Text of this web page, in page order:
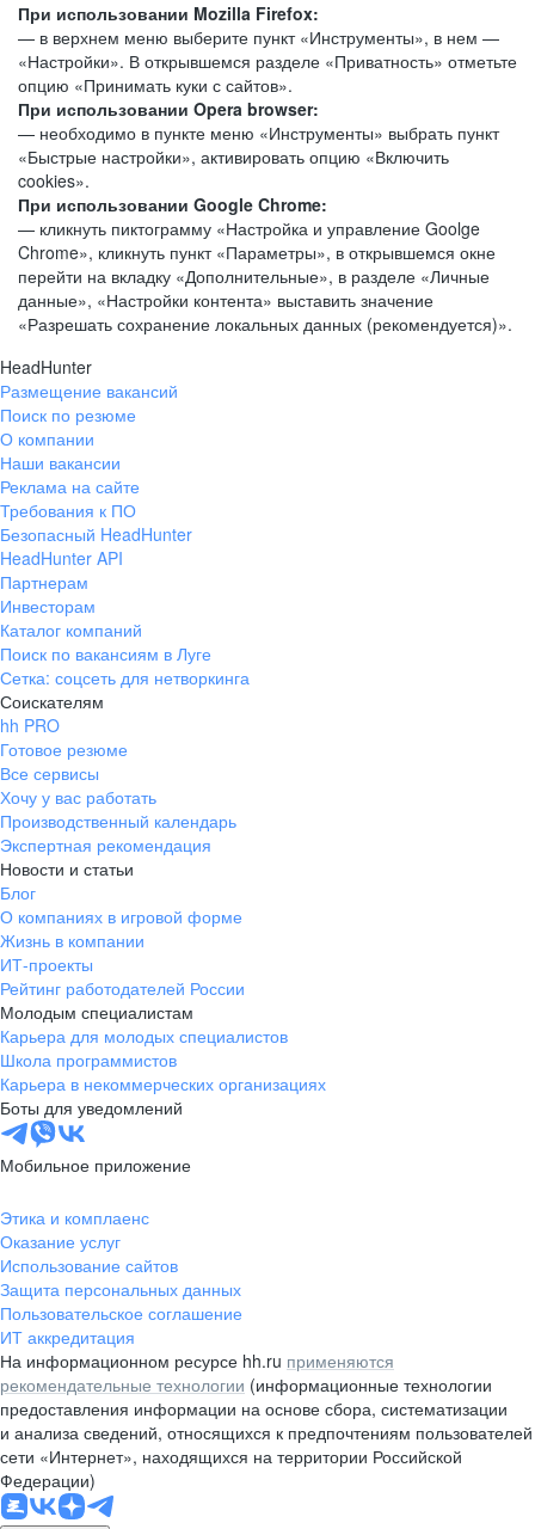
При использовании Mozilla Firefox:
— в верхнем меню выберите пункт «Инструменты», в нем —
«Настройки». В открывшемся разделе «Приватность» отметьте
опцию «Принимать куки с сайтов».
При использовании Opera browser:
— необходимо в пункте меню «Инструменты» выбрать пункт
«Быстрые настройки», активировать опцию «Включить
cookies».
При использовании Google Chrome:
— кликнуть пиктограмму «Настройка и управление Goolge
Chrome», кликнуть пункт «Параметры», в открывшемся окне
перейти на вкладку «Дополнительные», в разделе «Личные
данные», «Настройки контента» выставить значение
«Разрешать сохранение локальных данных (рекомендуется)».
HeadHunter
Размещение вакансий
Поиск по резюме
О компании
Наши вакансии
Реклама на сайте
Требования к ПО
Безопасный HeadHunter
HeadHunter API
Партнерам
Инвесторам
Каталог компаний
Поиск по вакансиям в Луге
Сетка: соцсеть для нетворкинга
Соискателям
hh PRO
Готовое резюме
Все сервисы
Хочу у вас работать
Производственный календарь
Экспертная рекомендация
Новости и статьи
Блог
О компаниях в игровой форме
Жизнь в компании
ИТ-проекты
Рейтинг работодателей России
Молодым специалистам
Карьера для молодых специалистов
Школа программистов
Карьера в некоммерческих организациях
Боты для уведомлений
Мобильное приложение
Этика и комплаенс
Оказание услуг
Использование сайтов
Защита персональных данных
Пользовательское соглашение
ИТ аккредитация
На информационном ресурсе hh.ru применяются
рекомендательные технологии (информационные технологии
предоставления информации на основе сбора, систематизации
и анализа сведений, относящихся к предпочтениям пользователей
сети «Интернет», находящихся на территории Российской
Федерации)